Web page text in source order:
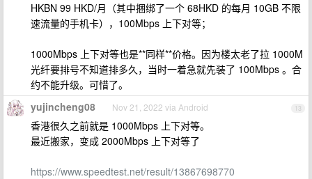
HKBN 99 HKD/月（其中捆绑了一个 68HKD 的每月 10GB 不限
速流量的手机卡），100Mbps 上下对等；
1000Mbps 上下对等也是**同样**价格。因为楼太老了拉 1000M
光纤要排号不知道排多久，当时一着急就先装了 100Mbps 。合
约不能升级。可惜了。
13
yujincheng08 Nov 21, 2022 via Android
香港很久之前就是 1000Mbps 上下对等。
最近搬家，变成 2000Mbps 上下对等了
https://www.speedtest.net/result/13867698770